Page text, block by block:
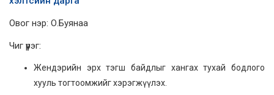
Овог нэр: О.Буянаа
Чиг үүрэг:
Жендэрийн эрх тэгш байдлыг хангах тухай бодлого
хууль тогтоомжийг хэрэгжүүлэх.